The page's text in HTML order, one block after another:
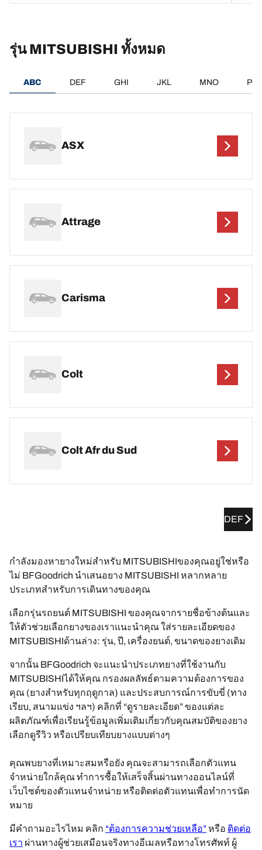
รุ่น MITSUBISHI ทั้งหมด
ABC DEF GHI JKL MNO
ASX
Attrage
Carisma
Colt
Colt Afr du Sud
DEF
กำลังมองหายางใหม่สำหรับ MITSUBISHIของคุณอยู่ใช่หรือ
ไม่ BFGoodrich นำเสนอยาง MITSUBISHI หลากหลาย
ประเภทสำหรับการเดินทางของคุณ
เลือกรุ่นรถยนต์ MITSUBISHI ของคุณจากรายชื่อข้างต้นและ
ให้ตัวช่วยเลือกยางของเราแนะนำคุณ ใส่รายละเอียดของ
MITSUBISHIด้านล่าง: รุ่น, ปี, เครื่องยนต์, ขนาดของยางเดิม
จากนั้น BFGoodrich จะแนะนำประเภทยางที่ใช้งานกับ
MITSUBISHIได้ให้คุณ กรองผลลัพธ์ตามความต้องการของ
คุณ (ยางสำหรับทุกฤดูกาล) และประสบการณ์การขับขี่ (ทาง
เรียบ, สนามแข่ง ฯลฯ) คลิกที่ “ดูรายละเอียด” ของแต่ละ
ผลิตภัณฑ์เพื่อเรียนรู้ข้อมูลเพิ่มเติมเกี่ยวกับคุณสมบัติของยาง
เลือกดูรีวิว หรือเปรียบเทียบยางแบบต่างๆ
คุณพบยางที่เหมาะสมหรือยัง คุณจะสามารถเลือกตัวแทน
จำหน่ายใกล้คุณ ทำการซื้อให้เสร็จสิ้นผ่านทางออนไลน์ที่
เว็บไซต์ของตัวแทนจำหน่าย หรือติดต่อตัวแทนเพื่อทำการนัด
หมาย
มีคำถามอะไรไหม คลิก “ต้องการความช่วยเหลือ”หรือ ติดต่อ
เรา ผ่านทางผู้ช่วยเสมือนจริงทางอีเมลหรือทางโทรศัพท์ ผู้